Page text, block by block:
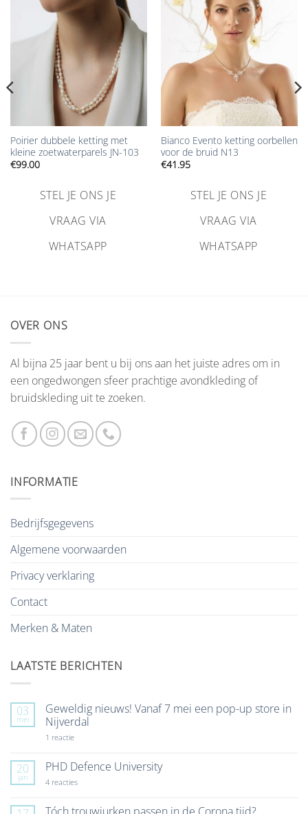
verlanglijst
toevoegen
Poirier dubbele ketting met
kleine zoetwaterparels JN-103
€99.00
STEL JE ONS JE
VRAAG VIA
WHATSAPP
verlanglijst
toevoegen
Bianco Evento ketting oorbellen
voor de bruid N13
€41.95
STEL JE ONS JE
VRAAG VIA
WHATSAPP
OVER ONS
Al bijna 25 jaar bent u bij ons aan het juiste adres om in
een ongedwongen sfeer prachtige avondkleding of
bruidskleding uit te zoeken.
INFORMATIE
Bedrijfsgegevens
Algemene voorwaarden
Privacy verklaring
Contact
Merken & Maten
LAATSTE BERICHTEN
03
mei
Geweldig nieuws! Vanaf 7 mei een pop-up store in
Nijverdal
1 reactieop
Vanaf
7
mei
up
20
jan
PHD Defence University
4 reactiesop
University